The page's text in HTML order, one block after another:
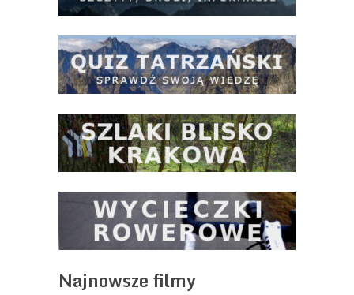
Najnowsze filmy